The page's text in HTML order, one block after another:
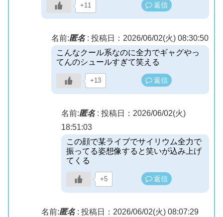
+11 返信
名前:匿名: 投稿日：2026/06/02(火) 08:30:50
こんなクール系なのに全力でギャグやっ
てんのシュールすぎて笑える
+13 返信
名前:匿名: 投稿日：2026/06/02(火)
18:51:03
この顔で某ライブでサイリウム全力で
振ってる姿想像すると笑いが込み上げ
てくる
+5 返信
名前:匿名: 投稿日：2026/06/02(火) 08:07:29